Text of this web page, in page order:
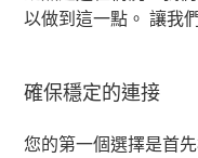
以做到這一點。 讓我
確保穩定的連接
您的第一個選擇是首